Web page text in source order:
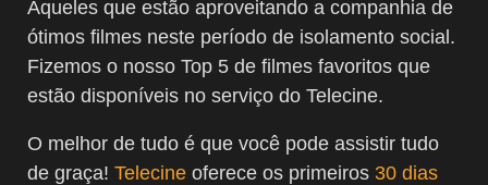
Aqueles que estão aproveitando a companhia de
ótimos filmes neste período de isolamento social.
Fizemos o nosso Top 5 de filmes favoritos que
estão disponíveis no serviço do Telecine.
O melhor de tudo é que você pode assistir tudo
de graça! Telecine oferece os primeiros 30 dias